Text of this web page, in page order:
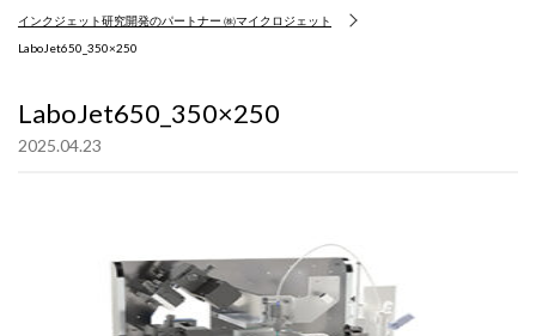
インクジェット研究開発のパートナー ㈱マイクロジェット
LaboJet650_350×250
LaboJet650_350×250
2025.04.23